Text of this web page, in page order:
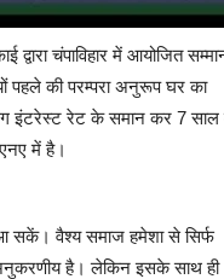
चंपाविहार में आयोजित
पहले की परम्परा अनुरूप घर का
इंटरेस्ट रेट के समान कर 7 साल
में है।
आ सकें। वैश्य समाज हमेशा से सिर्फ
अनुकरणीय है। लेकिन इसके साथ ही